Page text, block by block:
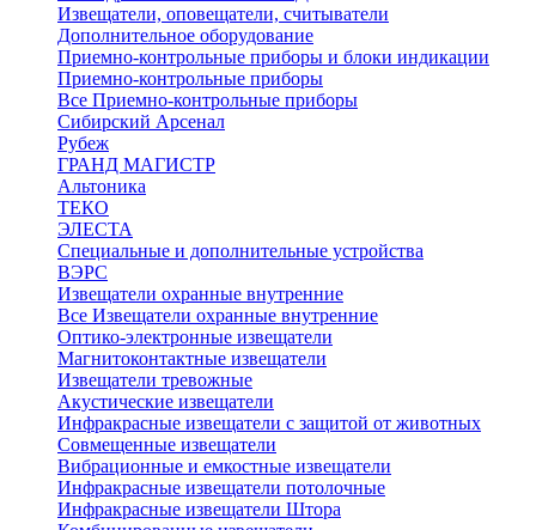
Извещатели, оповещатели, считыватели
Дополнительное оборудование
Приемно-контрольные приборы и блоки индикации
Приемно-контрольные приборы
Все Приемно-контрольные приборы
Сибирский Арсенал
Рубеж
ГРАНД МАГИСТР
Альтоника
ТЕКО
ЭЛЕСТА
Специальные и дополнительные устройства
ВЭРС
Извещатели охранные внутренние
Все Извещатели охранные внутренние
Оптико-электронные извещатели
Магнитоконтактные извещатели
Извещатели тревожные
Акустические извещатели
Инфракрасные извещатели с защитой от животных
Совмещенные извещатели
Вибрационные и емкостные извещатели
Инфракрасные извещатели потолочные
Инфракрасные извещатели Штора